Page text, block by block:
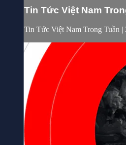
Tin Tức Việt Nam
Tin Tức Việt Nam Trong Tuần |